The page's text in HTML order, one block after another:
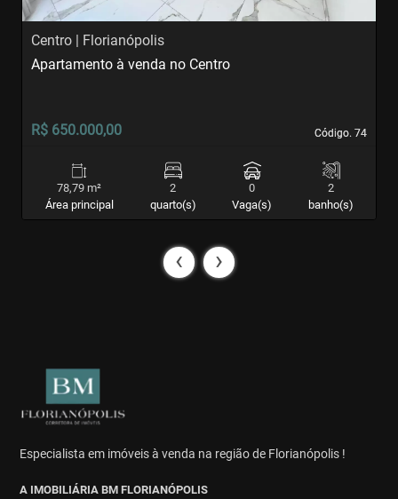
Centro | Florianópolis
Código. 74
Código. 74
Apartamento à venda no Centro
R$ 650.000,00
78,79 m²
Área principal
2
quarto(s)
0
Vaga(s)
2
banho(s)
‹ ›
Especialista em imóveis à venda na região de Florianópolis !
A IMOBILIÁRIA BM FLORIANÓPOLIS